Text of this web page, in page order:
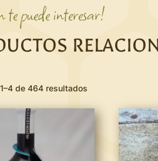
te puede interesar!
de 464 resultados